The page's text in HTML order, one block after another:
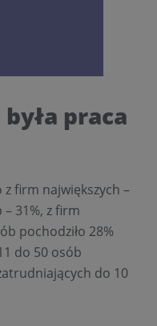
praca
firm największych –
31%, z firm
pochodziło 28%
do 50 osób
do 10